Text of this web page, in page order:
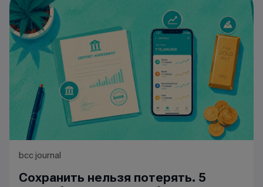
bcc journal
Сохранить нельзя потерять. 5